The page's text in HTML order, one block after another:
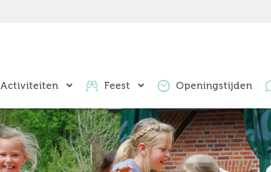
Activiteiten Feest Openingstijden